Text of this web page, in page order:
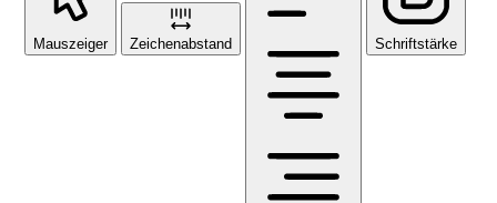
Mauszeiger Zeichenabstand Schriftstärke